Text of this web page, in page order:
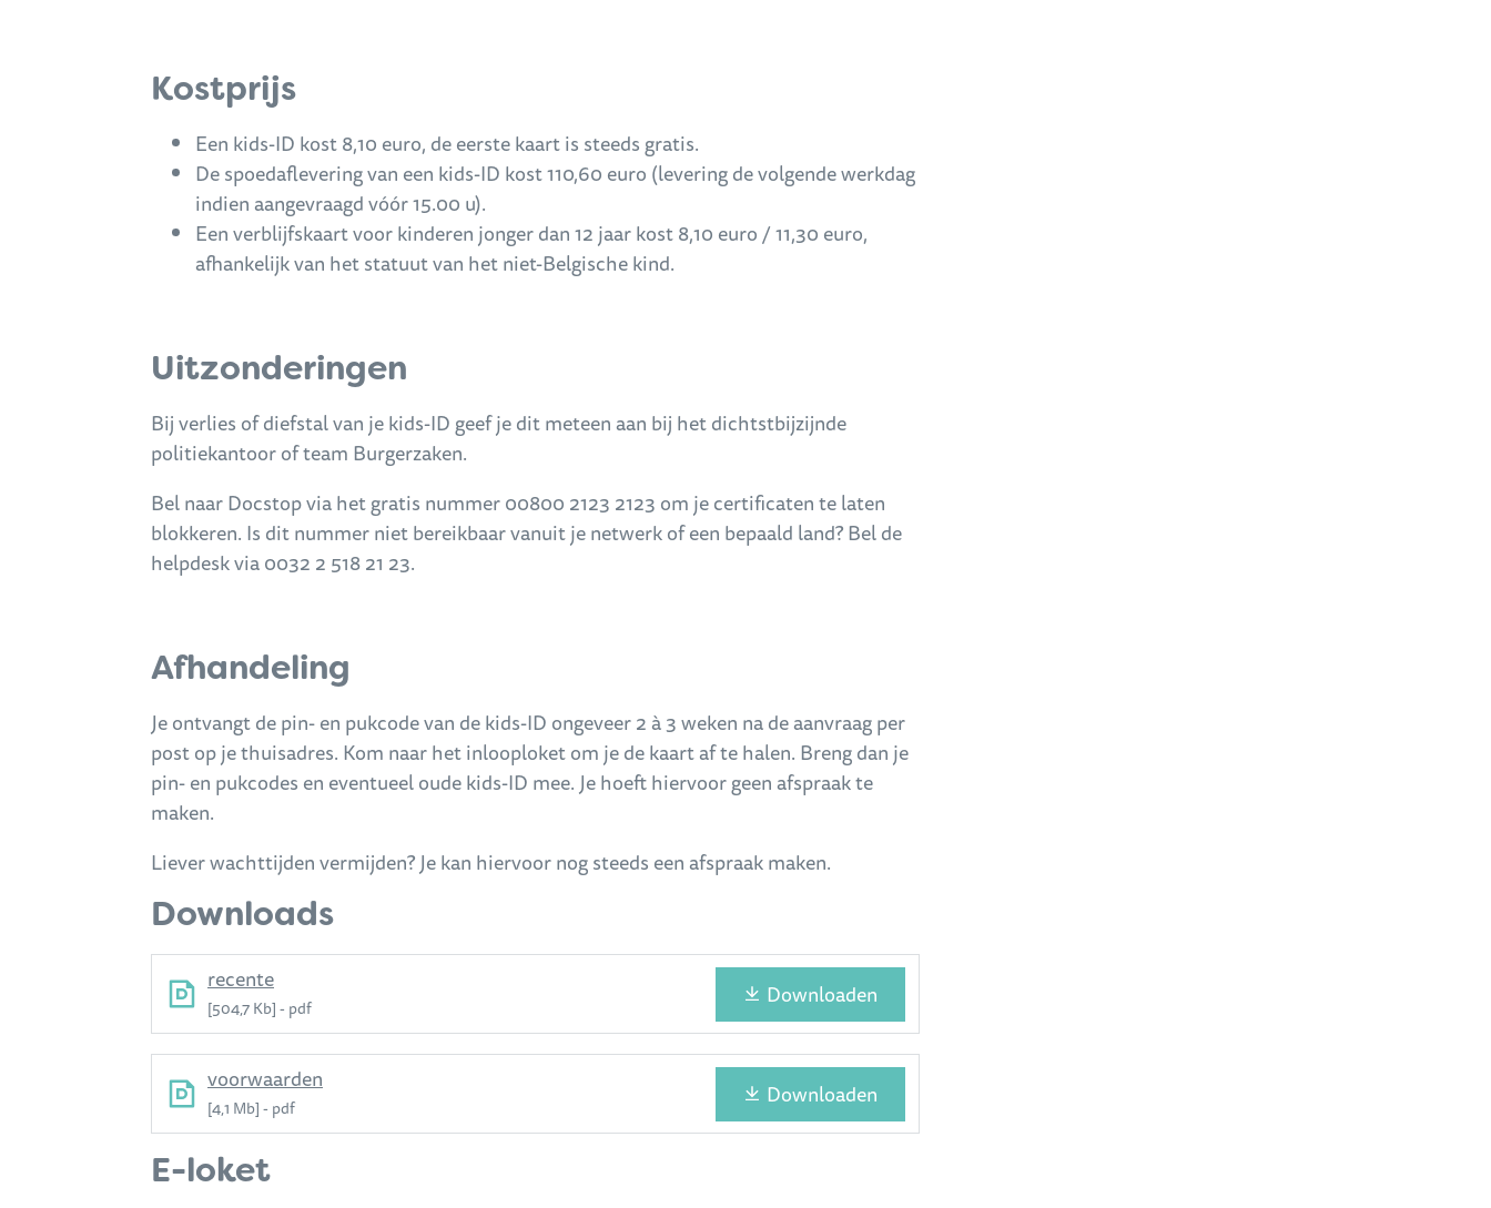
Kostprijs
Een kids-ID kost 8,10 euro, de eerste kaart is steeds gratis.
De spoedaflevering van een kids-ID kost 110,60 euro (levering de volgende werkdag
indien aangevraagd vóór 15.00 u).
Een verblijfskaart voor kinderen jonger dan 12 jaar kost 8,10 euro / 11,30 euro,
afhankelijk van het statuut van het niet-Belgische kind.
Uitzonderingen
Bij verlies of diefstal van je kids-ID geef je dit meteen aan bij het dichtstbijzijnde
politiekantoor of team Burgerzaken.
Bel naar Docstop via het gratis nummer 00800 2123 2123 om je certificaten te laten
blokkeren. Is dit nummer niet bereikbaar vanuit je netwerk of een bepaald land? Bel de
helpdesk via 0032 2 518 21 23.
Afhandeling
Je ontvangt de pin- en pukcode van de kids-ID ongeveer 2 à 3 weken na de aanvraag per
post op je thuisadres. Kom naar het inlooploket om je de kaart af te halen. Breng dan je
pin- en pukcodes en eventueel oude kids-ID mee. Je hoeft hiervoor geen afspraak te
maken.
Liever wachttijden vermijden? Je kan hiervoor nog steeds een afspraak maken.
Downloads
recente
504,7 Kb pdf Downloaden
voorwaarden
4,1 Mb pdf Downloaden
E-loket